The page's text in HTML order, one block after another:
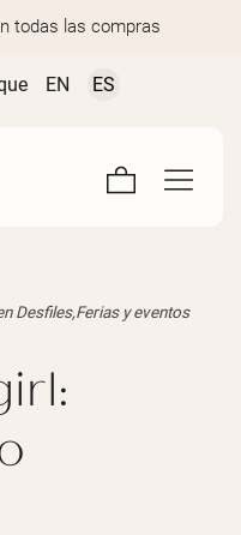
todas las compras
EN ES
Desfiles,Ferias y eventos